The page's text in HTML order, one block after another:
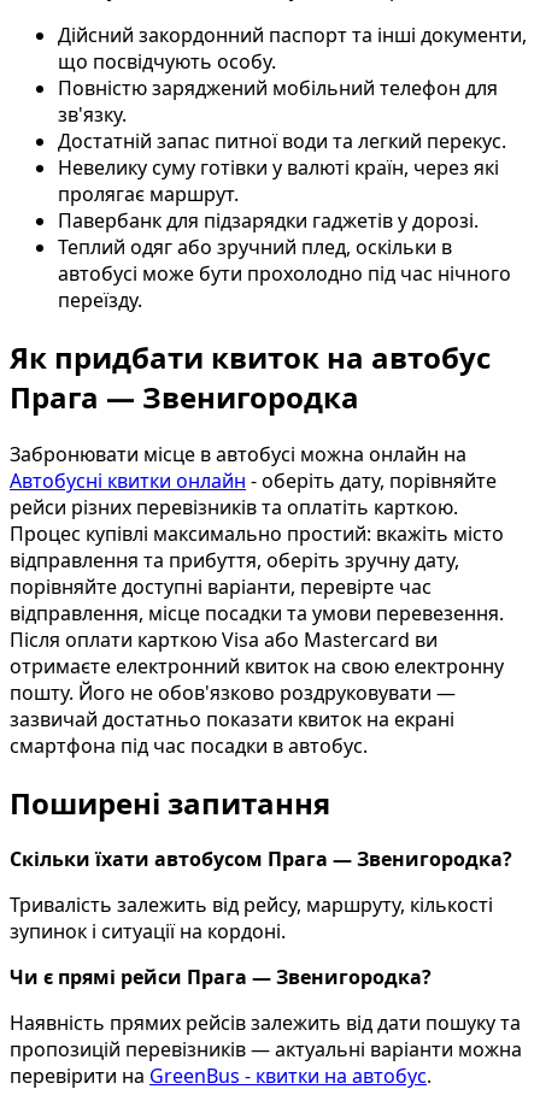
Дійсний закордонний паспорт та інші документи,
що посвідчують особу.
Повністю заряджений мобільний телефон для
зв'язку.
Достатній запас питної води та легкий перекус.
Невелику суму готівки у валюті країн, через які
пролягає маршрут.
Павербанк для підзарядки гаджетів у дорозі.
Теплий одяг або зручний плед, оскільки в
автобусі може бути прохолодно під час нічного
переїзду.
Як придбати квиток на автобус
Прага — Звенигородка
Забронювати місце в автобусі можна онлайн на
Автобусні квитки онлайн - оберіть дату, порівняйте
рейси різних перевізників та оплатіть карткою.
Процес купівлі максимально простий: вкажіть місто
відправлення та прибуття, оберіть зручну дату,
порівняйте доступні варіанти, перевірте час
відправлення, місце посадки та умови перевезення.
Після оплати карткою Visa або Mastercard ви
отримаєте електронний квиток на свою електронну
пошту. Його не обов'язково роздруковувати —
зазвичай достатньо показати квиток на екрані
смартфона під час посадки в автобус.
Поширені запитання
Скільки їхати автобусом Прага — Звенигородка?
Тривалість залежить від рейсу, маршруту, кількості
зупинок і ситуації на кордоні.
Чи є прямі рейси Прага — Звенигородка?
Наявність прямих рейсів залежить від дати пошуку та
пропозицій перевізників — актуальні варіанти можна
перевірити на GreenBus - квитки на автобус.